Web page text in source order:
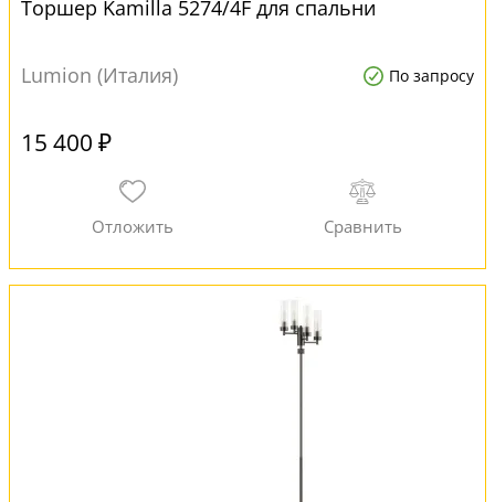
Торшер Kamilla 5274/4F для спальни
Lumion (Италия) По запросу
15 400 ₽